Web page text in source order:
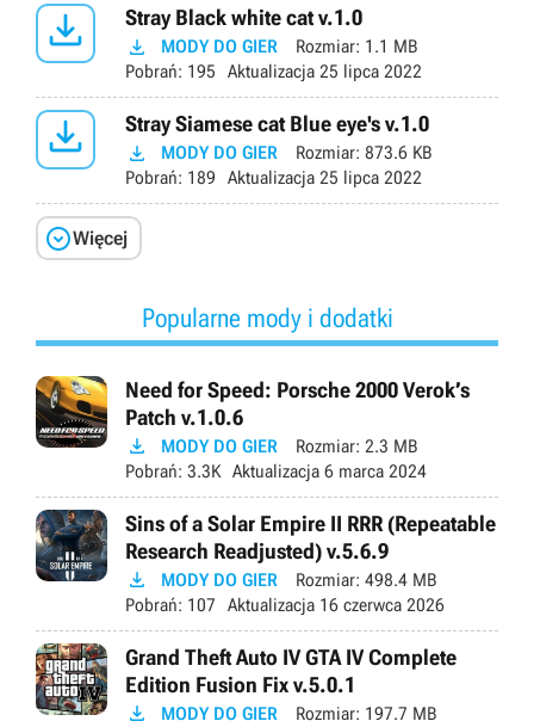
 Stray Black white cat v.1.0
 MODY DO GIER Rozmiar: 1.1 MB
Pobrań: 195 Aktualizacja 25 lipca 2022
 Stray Siamese cat Blue eye's v.1.0
 MODY DO GIER Rozmiar: 873.6 KB
Pobrań: 189 Aktualizacja 25 lipca 2022
Więcej
Popularne mody i dodatki
Need for Speed: Porsche 2000 Verok’s
Patch v.1.0.6
 MODY DO GIER Rozmiar: 2.3 MB
Pobrań: 3.3K Aktualizacja 6 marca 2024
Sins of a Solar Empire II RRR (Repeatable
Research Readjusted) v.5.6.9
 MODY DO GIER Rozmiar: 498.4 MB
Pobrań: 107 Aktualizacja 16 czerwca 2026
Grand Theft Auto IV GTA IV Complete
Edition Fusion Fix v.5.0.1
 MODY DO GIER Rozmiar: 197.7 MB